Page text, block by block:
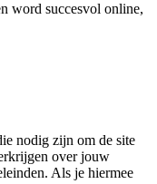
word succesvol online,
nodig zijn om de site
over jouw
Als je hiermee